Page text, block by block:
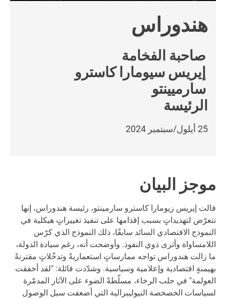
هندوراس
صاحبة الفخامة
إيريس سيومارا كاسترو
سارميينتو
الرئيسة
25 أيلول/سبتمبر 2024
موجز البيان
قالت إيريس زيومارا كاسترو سارمينتو، رئيسة هندوراس، إنها
تتعرّض لتهديداتٍ بسبب إقدامها على تنفيذ تغييراتٍ هيكلية في
النموذج الاقتصادي السائد سابقًا، ذلك النموذج الذي كرّس
اللامساواة وأثرى ذوي النفوذ. وأوضحت أنه، رغم سيادة الدولة،
ما زالت هندوراس تواجه ممارساتٍ استعماريةً وتدخّلاتٍ مقترنةً
بهيمنةٍ اقتصادية وإعلامية وسياسية. وشدّدت قائلة: "لقد أخفقت
العولمة" في جلب الرخاء، مسلّطةً الضوء على الآثار المدمّرة
لسياسات الخصخصة النيوليبرالية التي أضعفت سبل الوصول